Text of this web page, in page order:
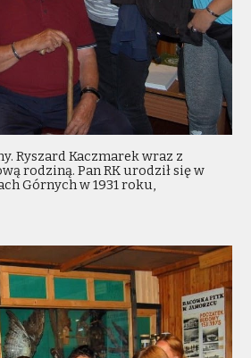
Ryszard Kaczmarek wraz z
rodziną. Pan RK urodził się w
Górnych w 1931 roku,